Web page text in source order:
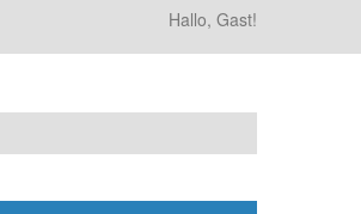
Hallo, Gast!